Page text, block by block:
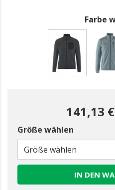
Farbe
141,13 €
Größe wählen
Größe wählen
IN DEN